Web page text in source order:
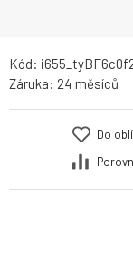
Kód:
Záruka: 24 měsíců
Do